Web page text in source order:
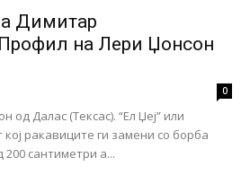
Димитар
на Лери Џонсон
0
Далас (Тексас). “Ел Џеј” или
кој ракавиците ги замени сo борба
сантиметри а...